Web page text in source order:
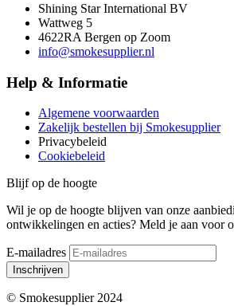
Shining Star International BV
Wattweg 5
4622RA Bergen op Zoom
info@smokesupplier.nl
Help & Informatie
Algemene voorwaarden
Zakelijk bestellen bij Smokesupplier
Privacybeleid
Cookiebeleid
Blijf op de hoogte
Wil je op de hoogte blijven van onze
ontwikkelingen en acties? Meld je aan voor
E-mailadres
Inschrijven
© Smokesupplier 2024